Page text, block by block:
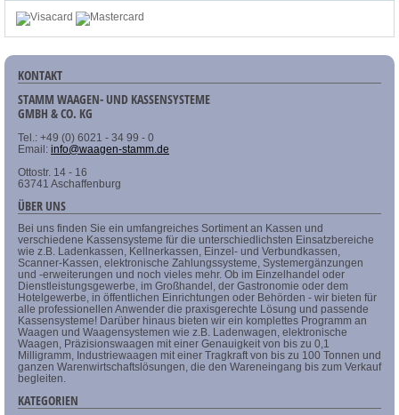
KONTAKT
STAMM WAAGEN- UND KASSENSYSTEME
GMBH & CO. KG
Tel.: +49 (0) 6021 - 34 99 - 0
Email: info@waagen-stamm.de
Ottostr. 14 - 16
63741 Aschaffenburg
ÜBER UNS
Bei uns finden Sie ein umfangreiches Sortiment an Kassen und
verschiedene Kassensysteme für die unterschiedlichsten Einsatzbereiche
wie z.B. Ladenkassen, Kellnerkassen, Einzel- und Verbundkassen,
Scanner-Kassen, elektronische Zahlungssysteme, Systemergänzungen
und -erweiterungen und noch vieles mehr. Ob im Einzelhandel oder
Dienstleistungsgewerbe, im Großhandel, der Gastronomie oder dem
Hotelgewerbe, in öffentlichen Einrichtungen oder Behörden - wir bieten für
alle professionellen Anwender die praxisgerechte Lösung und passende
Kassensysteme! Darüber hinaus bieten wir ein komplettes Programm an
Waagen und Waagensystemen wie z.B. Ladenwagen, elektronische
Waagen, Präzisionswaagen mit einer Genauigkeit von bis zu 0,1
Milligramm, Industriewaagen mit einer Tragkraft von bis zu 100 Tonnen und
ganzen Warenwirtschaftslösungen, die den Wareneingang bis zum Verkauf
begleiten.
KATEGORIEN